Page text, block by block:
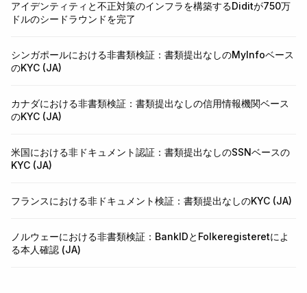
アイデンティティと不正対策のインフラを構築するDiditが750万
ドルのシードラウンドを完了
シンガポールにおける非書類検証：書類提出なしのMyInfoベース
のKYC (JA)
カナダにおける非書類検証：書類提出なしの信用情報機関ベース
のKYC (JA)
米国における非ドキュメント認証：書類提出なしのSSNベースの
KYC (JA)
フランスにおける非ドキュメント検証：書類提出なしのKYC (JA)
ノルウェーにおける非書類検証：BankIDとFolkeregisteretによ
る本人確認 (JA)